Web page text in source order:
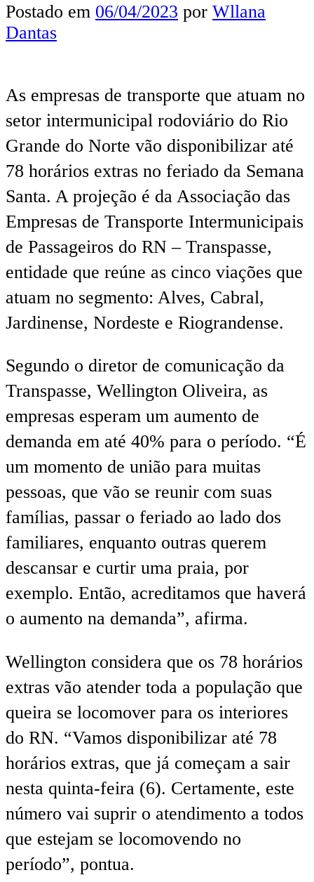
Postado em 06/04/2023 por Wllana
Dantas
As empresas de transporte que atuam no
setor intermunicipal rodoviário do Rio
Grande do Norte vão disponibilizar até
78 horários extras no feriado da Semana
Santa. A projeção é da Associação das
Empresas de Transporte Intermunicipais
de Passageiros do RN – Transpasse,
entidade que reúne as cinco viações que
atuam no segmento: Alves, Cabral,
Jardinense, Nordeste e Riograndense.
Segundo o diretor de comunicação da
Transpasse, Wellington Oliveira, as
empresas esperam um aumento de
demanda em até 40% para o período. “É
um momento de união para muitas
pessoas, que vão se reunir com suas
famílias, passar o feriado ao lado dos
familiares, enquanto outras querem
descansar e curtir uma praia, por
exemplo. Então, acreditamos que haverá
o aumento na demanda”, afirma.
Wellington considera que os 78 horários
extras vão atender toda a população que
queira se locomover para os interiores
do RN. “Vamos disponibilizar até 78
horários extras, que já começam a sair
nesta quinta-feira (6). Certamente, este
número vai suprir o atendimento a todos
que estejam se locomovendo no
período”, pontua.